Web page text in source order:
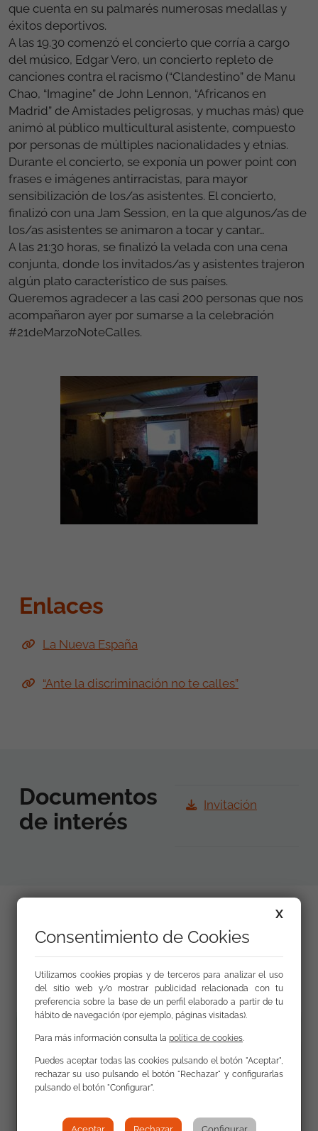
que cuenta en su palmarés numerosas medallas y
éxitos deportivos.
A las 19.30 comenzó el concierto que corría a cargo
del músico, Edgar Vero, un concierto repleto de
canciones contra el racismo (“Clandestino” de Manu
Chao, “Imagine” de John Lennon, “Africanos en
Madrid” de Amistades peligrosas, y muchas más) que
animó al público multicultural asistente, compuesto
por personas de múltiples nacionalidades y etnias.
Durante el concierto, se exponía un power point con
frases e imágenes antirracistas, para mayor
sensibilización de los/as asistentes. El concierto,
finalizó con una Jam Session, en la que algunos/as de
los/as asistentes se animaron a tocar y cantar…
A las 21:30 horas, se finalizó la velada con una cena
conjunta, donde los invitados/as y asistentes trajeron
algún plato característico de sus países.
Queremos agradecer a las casi 200 personas que nos
acompañaron ayer por sumarse a la celebración
#21deMarzoNoteCalles.
Enlaces
La Nueva España
“Ante la discriminación no te calles”
Documentos
de interés
Invitación
Galería
X
Consentimiento de Cookies
Utilizamos cookies propias y de terceros para analizar el uso
del sitio web y/o mostrar publicidad relacionada con tu
preferencia sobre la base de un perfil elaborado a partir de tu
hábito de navegación (por ejemplo, páginas visitadas).
Para más información consulta la política de cookies
Puedes aceptar todas las cookies pulsando el botón "Aceptar",
rechazar su uso pulsando el botón "Rechazar" y configurarlas
pulsando el botón "Configurar".
Aceptar Rechazar Configurar